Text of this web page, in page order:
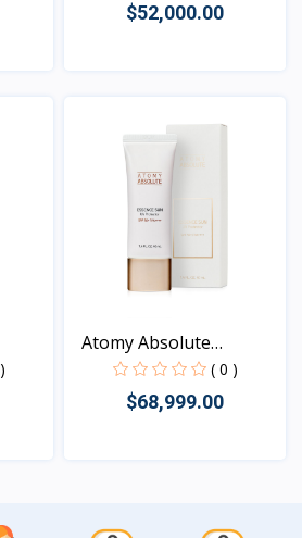
$52,000.00
Atomy Absolute
Essence...
( 0 )
$68,999.00